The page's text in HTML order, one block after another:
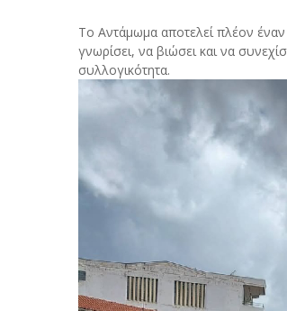
Το Αντάμωμα αποτελεί πλέον
γνωρίσει, να βιώσει και να
συλλογικότητα.